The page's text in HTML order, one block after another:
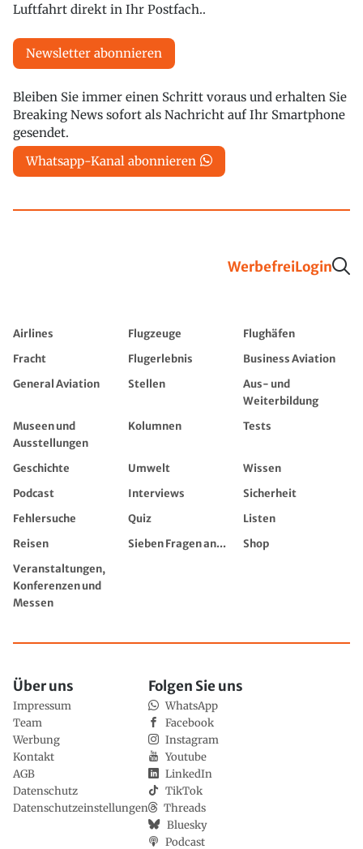
Luftfahrt direkt in Ihr Postfach..
Newsletter abonnieren
Bleiben Sie immer einen Schritt voraus und erhalten Sie
Breaking News sofort als Nachricht auf Ihr Smartphone
gesendet.
Whatsapp-Kanal abonnieren
WerbefreiLogin
Airlines Flugzeuge
Flughäfen
Fracht
Flugerlebnis
Business Aviation
General Aviation
Stellen
Aus- und
Weiterbildung
Museen und
Ausstellungen
Kolumnen Tests
Geschichte Umwelt
Wissen
Podcast
Interviews
Sicherheit
Fehlersuche
Quiz
Listen
Reisen
Sieben Fragen an...
Shop
Veranstaltungen,
Konferenzen und
Messen
Über uns
Impressum
Team
Werbung
Kontakt
AGB
Datenschutz
Datenschutzeinstellungen
Folgen Sie uns
WhatsApp
Facebook
Instagram
Youtube
LinkedIn
TikTok
Threads
Bluesky
Podcast